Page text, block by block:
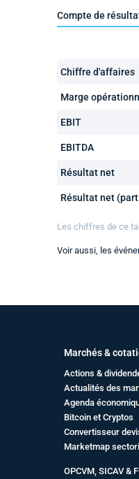
Compte de
Chiffre d'affaires
Marge
EBIT
EBITDA
Résultat net
Résultat net
Les chiffres de ce
Voir aussi, les
Marchés &
Actions &
Actualités des
Agenda
Bitcoin et Cryptos
Convertisseur
Marketmap
OPCVM, SICAV &